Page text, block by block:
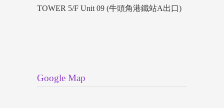
TOWER 5/F Unit 09 (牛頭角港鐵站A出口)
Google Map